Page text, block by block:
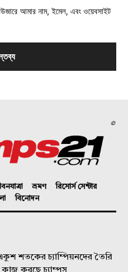
আমার নাম, ইমেল, এবং ওয়েবসাইট
©
ভ্রমণ
রিসোর্স সেন্টার
বিনোদন
শতকের চ্যাম্পিয়নদের তৈরি